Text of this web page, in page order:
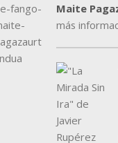
Maite
más